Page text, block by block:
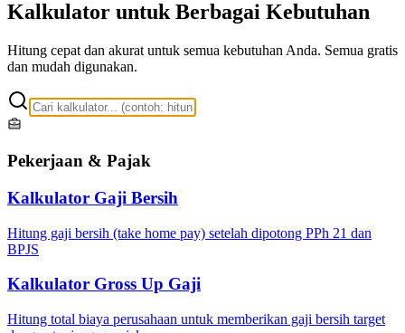
Kalkulator untuk Berbagai Kebutuhan
Hitung cepat dan akurat untuk semua kebutuhan Anda. Semua gratis
dan mudah digunakan.
Pekerjaan & Pajak
Kalkulator Gaji Bersih
Hitung gaji bersih (take home pay) setelah dipotong PPh 21 dan
BPJS
Kalkulator Gross Up Gaji
Hitung total biaya perusahaan untuk memberikan gaji bersih target